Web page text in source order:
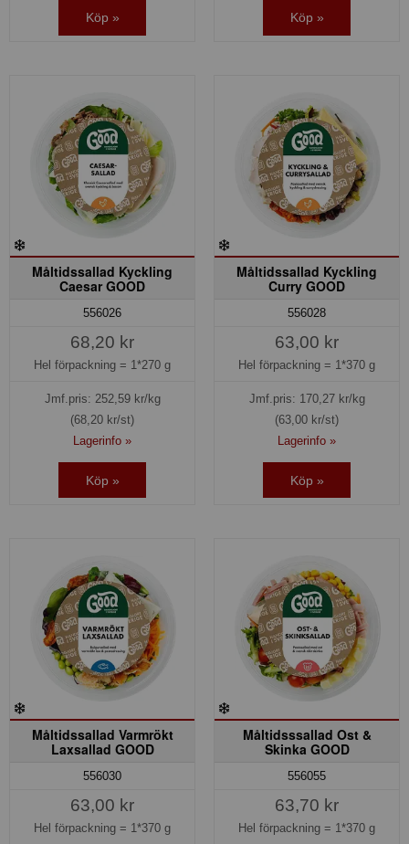
Köp » Köp »
Måltidssallad Kyckling
Caesar GOOD
556026
68,20 kr
Hel förpackning = 1*270 g
Jmf.pris: 252,59kr/kg
(68,20 kr/st)
Lagerinfo »
Köp »
Måltidssallad Kyckling
Curry GOOD
556028
63,00 kr
Hel förpackning = 1*370 g
Jmf.pris: 170,27kr/kg
(63,00 kr/st)
Lagerinfo »
Köp »
Måltidssallad Varmrökt
Laxsallad GOOD
556030
63,00 kr
Hel förpackning = 1*370 g
Måltidsssallad Ost &
Skinka GOOD
556055
63,70 kr
Hel förpackning = 1*370 g